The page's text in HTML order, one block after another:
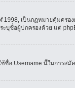
1998, เป็นกฏหมายคุ้มค
บุชื่อผู้ปกครองด้วย แต่
อ Username นี้ในการส